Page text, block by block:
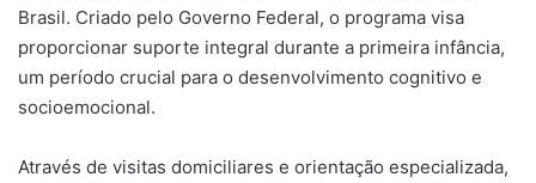
Brasil. Criado pelo Governo Federal, o programa visa
proporcionar suporte integral durante a primeira infância,
um período crucial para o desenvolvimento cognitivo e
socioemocional.
Através de visitas domiciliares e orientação especializada,